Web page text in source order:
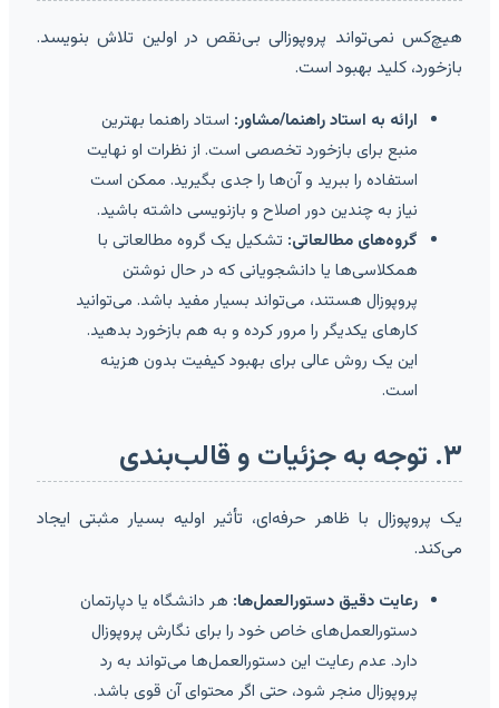
هیچ‌کس نمی‌تواند پروپوزالی بی‌نقص در اولین تلاش بنویسد.
بازخورد، کلید بهبود است.
ارائه به استاد راهنما/مشاور:استاد راهنما بهترین
منبع برای بازخورد تخصصی است. از نظرات او نهایت
استفاده را ببرید و آن‌ها را جدی بگیرید. ممکن است
نیاز به چندین دور اصلاح و بازنویسی داشته باشید.
گروه‌های مطالعاتی:تشکیل یک گروه مطالعاتی با
همکلاسی‌ها یا دانشجویانی که در حال نوشتن
پروپوزال هستند، می‌تواند بسیار مفید باشد. می‌توانید
کارهای یکدیگر را مرور کرده و به هم بازخورد بدهید.
این یک روش عالی برای بهبود کیفیت بدون هزینه
یک پروپوزال با ظاهر حرفه‌ای، تأثیر اولیه بسیار مثبتی ایجاد
می‌کند.
رعایت دقیق دستورالعمل‌ها:هر دانشگاه یا دپارتمان
دستورالعمل‌های خاص خود را برای نگارش پروپوزال
دارد. عدم رعایت این دستورالعمل‌ها می‌تواند به رد
پروپوزال منجر شود، حتی اگر محتوای آن قوی باشد.